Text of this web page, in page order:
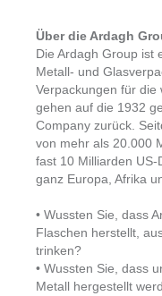
Über die Ardagh
Die Ardagh Group ist
Metall- und
Verpackungen für
gehen auf die 1932
Company zurück.
von mehr als 20.000
fast 10 Milliarden
ganz Europa, Afrika
• Wussten Sie, dass
Flaschen herstellt,
trinken?
• Wussten Sie, dass
Metall hergestellt